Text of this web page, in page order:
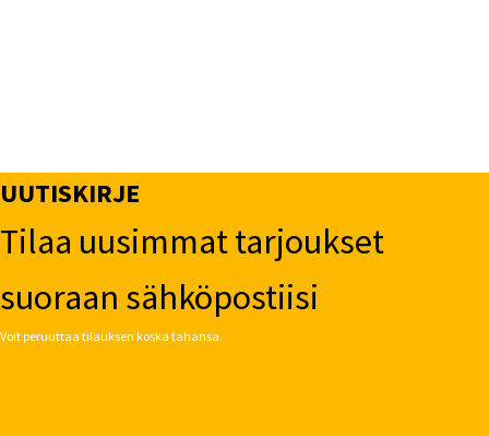
UUTISKIRJE
Tilaa uusimmat tarjoukset
suoraan sähköpostiisi
Voit peruuttaa tilauksen koska tahansa.